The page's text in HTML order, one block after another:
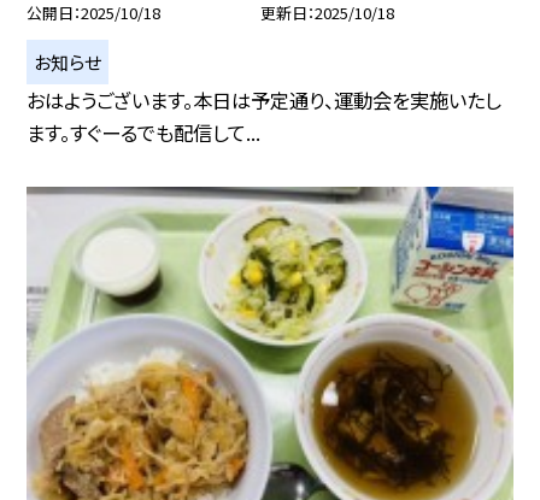
公開日 2025/10/18 更新日 2025/10/18
お知らせ
おはようございます。本日は予定通り、運動会を実施いたし
ます。すぐーるでも配信して...